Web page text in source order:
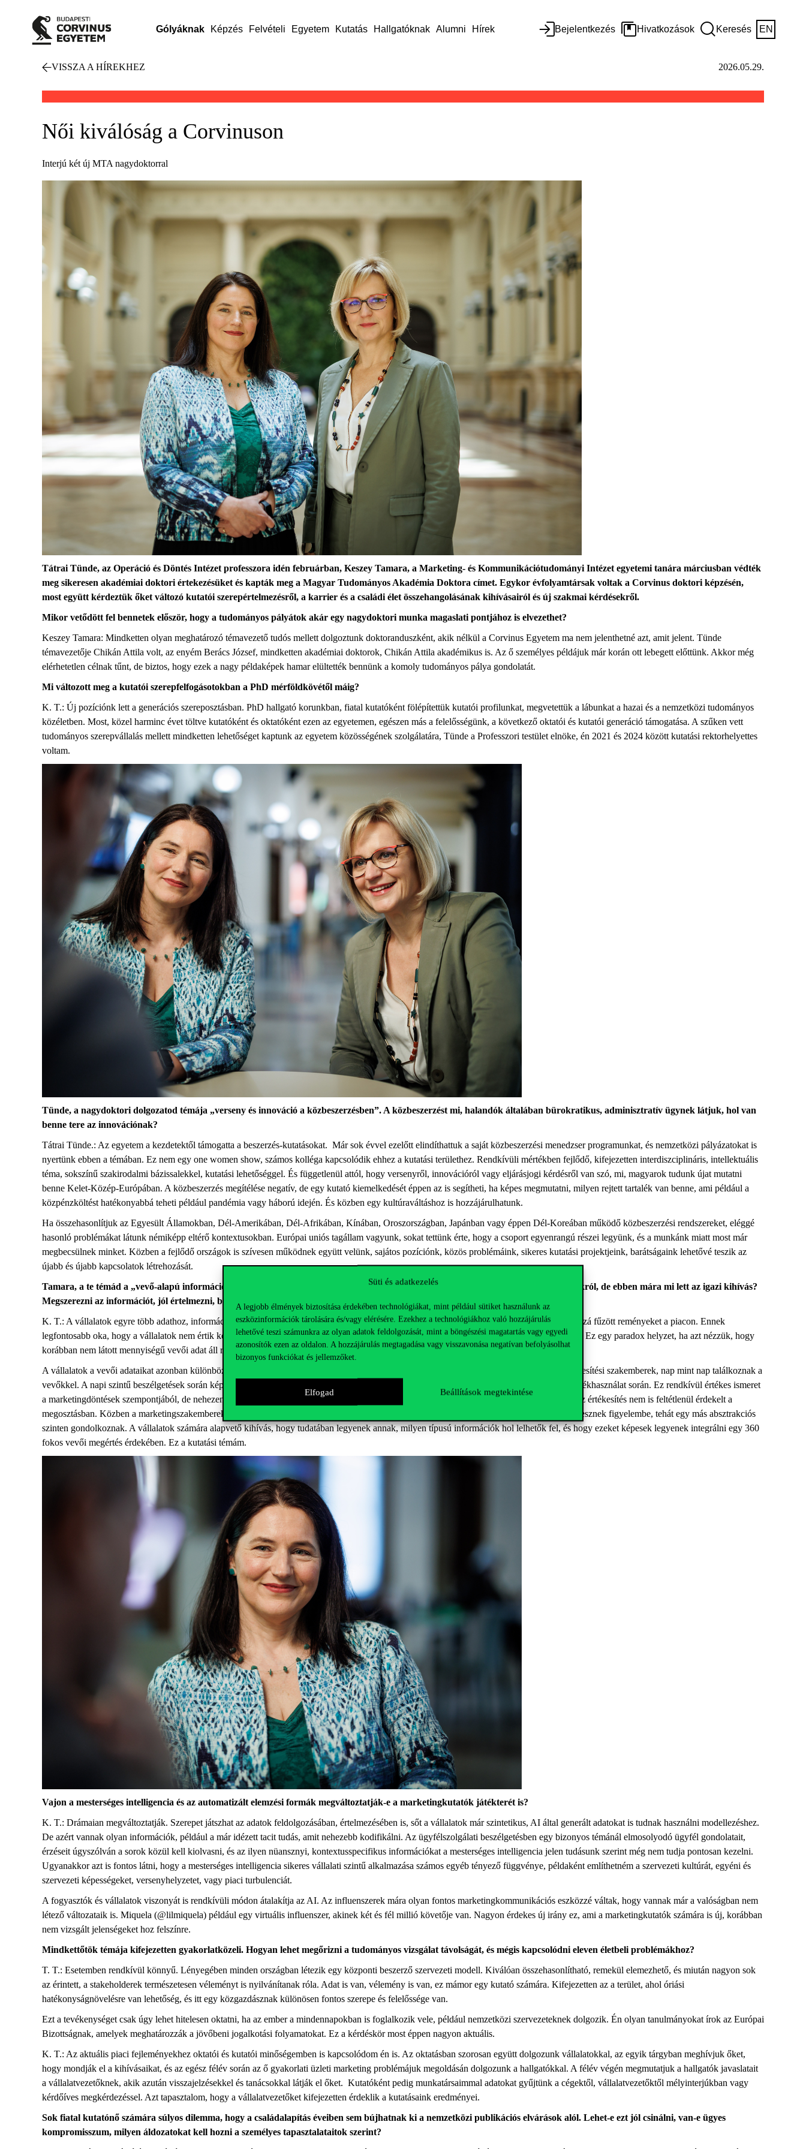
Süti és adatkezelés
A legjobb élmények biztosítása érdekében technológiákat, mint például sütiket használunk az
eszközinformációk tárolására és/vagy elérésére. Ezekhez a technológiákhoz való hozzájárulás
lehetővé teszi számunkra az olyan adatok feldolgozását, mint a böngészési magatartás vagy egyedi
azonosítók ezen az oldalon. A hozzájárulás megtagadása vagy visszavonása negatívan befolyásolhat
bizonyos funkciókat és jellemzőket.
Elfogad Beállítások megtekintése
Gólyáknak Képzés Felvételi Egyetem Kutatás Hallgatóknak Alumni Hírek Bejelentkezés Hivatkozások Keresés EN
VISSZA A HÍREKHEZ 2026.05.29.
Női kiválóság a Corvinuson
Interjú két új MTA nagydoktorral
Tátrai Tünde, az Operáció és Döntés Intézet professzora idén februárban, Keszey Tamara, a Marketing- és Kommunikációtudományi Intézet egyetemi tanára márciusban védték
meg sikeresen akadémiai doktori értekezésüket és kapták meg a Magyar Tudományos Akadémia Doktora címet. Egykor évfolyamtársak voltak a Corvinus doktori képzésén,
most együtt kérdeztük őket változó kutatói szerepértelmezésről, a karrier és a családi élet összehangolásának kihívásairól és új szakmai kérdésekről.
Mikor vetődött fel bennetek először, hogy a tudományos pályátok akár egy nagydoktori munka magaslati pontjához is elvezethet?
Keszey Tamara: Mindketten olyan meghatározó témavezető tudós mellett dolgoztunk doktoranduszként, akik nélkül a Corvinus Egyetem ma nem jelenthetné azt, amit jelent. Tünde
témavezetője Chikán Attila volt, az enyém Berács József, mindketten akadémiai doktorok, Chikán Attila akadémikus is. Az ő személyes példájuk már korán ott lebegett előttünk. Akkor még
elérhetetlen célnak tűnt, de biztos, hogy ezek a nagy példaképek hamar elültették bennünk a komoly tudományos pálya gondolatát.
Mi változott meg a kutatói szerepfelfogásotokban a PhD mérföldkövétől máig?
K. T.: Új pozíciónk lett a generációs szereposztásban. PhD hallgató korunkban, fiatal kutatóként fölépítettük kutatói profilunkat, megvetettük a lábunkat a hazai és a nemzetközi tudományos
közéletben. Most, közel harminc évet töltve kutatóként és oktatóként ezen az egyetemen, egészen más a felelősségünk, a következő oktatói és kutatói generáció támogatása. A szűken vett
tudományos szerepvállalás mellett mindketten lehetőséget kaptunk az egyetem közösségének szolgálatára, Tünde a Professzori testület elnöke, én 2021 és 2024 között kutatási rektorhelyettes
voltam.
Tünde, a nagydoktori dolgozatod témája „verseny és innováció a közbeszerzésben”. A közbeszerzést mi, halandók általában bürokratikus, adminisztratív ügynek látjuk, hol van
benne tere az innovációnak?
Tátrai Tünde.: Az egyetem a kezdetektől támogatta a beszerzés-kutatásokat. Már sok évvel ezelőtt elindíthattuk a saját közbeszerzési menedzser programunkat, és nemzetközi pályázatokat is
nyertünk ebben a témában. Ez nem egy one women show, számos kolléga kapcsolódik ehhez a kutatási területhez. Rendkívüli mértékben fejlődő, kifejezetten interdiszciplináris, intellektuális
téma, sokszínű szakirodalmi bázissalekkel, kutatási lehetőséggel. És függetlenül attól, hogy versenyről, innovációról vagy eljárásjogi kérdésről van szó, mi, magyarok tudunk újat mutatni
benne Kelet-Közép-Európában. A közbeszerzés megítélése negatív, de egy kutató kiemelkedését éppen az is segítheti, ha képes megmutatni, milyen rejtett tartalék van benne, ami például a
közpénzköltést hatékonyabbá teheti például pandémia vagy háború idején. És közben egy kultúraváltáshoz is hozzájárulhatunk.
Ha összehasonlítjuk az Egyesült Államokban, Dél-Amerikában, Dél-Afrikában, Kínában, Oroszországban, Japánban vagy éppen Dél-Koreában működő közbeszerzési rendszereket, eléggé
hasonló problémákat látunk némiképp eltérő kontextusokban. Európai uniós tagállam vagyunk, sokat tettünk érte, hogy a csoport egyenrangú részei legyünk, és a munkánk miatt most már
megbecsülnek minket. Közben a fejlődő országok is szívesen működnek együtt velünk, sajátos pozíciónk, közös problémáink, sikeres kutatási projektjeink, barátságaink lehetővé teszik az
újabb és újabb kapcsolatok létrehozását.
Tamara, a te témád a „vevő-alapú információ a marketingben” volt. Tudjuk, hogy a vállalatok rengeteg adatot gyűjtenek a fogyasztókról, de ebben mára mi lett az igazi kihívás?
Megszerezni az információt, jól értelmezni, beépíteni a döntésekbe?
K. T.: A vállalatok egyre több adathoz, információhoz férnek hozzá, mégis az új termékek több mint 80%-a megbukik vagy nem váltja be a hozzá fűzött reményeket a piacon. Ennek
legfontosabb oka, hogy a vállalatok nem értik kellőképpen a vevőiket, nem tudják, mik igényeik, hogyan viselkednek valójában, mire vágynak. Ez egy paradox helyzet, ha azt nézzük, hogy
korábban nem látott mennyiségű vevői adat áll rendelkezésre.
A vállalatok a vevői adataikat azonban különböző silókban, alrendszerekben tárolják, amelyek sokszor elszigeteltek maradnak. Például az értékesítési szakemberek, nap mint nap találkoznak a
vevőkkel. A napi szintű beszélgetések során képet alkotnak arról, hogy az egyes vevők mire vágynak és milyen tapasztalatokat szereztek a termékhasználat során. Ez rendkívül értékes ismeret
a marketingdöntések szempontjából, de nehezen kodifikálható, személyes tudás, így ezt rendkívül költséges eljuttatni a marketing területre, és az értékesítés nem is feltétlenül érdekelt a
megosztásban. Közben a marketingszakemberek döntéseket hoznak, amiben nem egyéni vevőket, hanem jellemzően szegmenseket, piacokat vesznek figyelembe, tehát egy más absztrakciós
szinten gondolkoznak. A vállalatok számára alapvető kihívás, hogy tudatában legyenek annak, milyen típusú információk hol lelhetők fel, és hogy ezeket képesek legyenek integrálni egy 360
fokos vevői megértés érdekében. Ez a kutatási témám.
Vajon a mesterséges intelligencia és az automatizált elemzési formák megváltoztatják-e a marketingkutatók játékterét is?
K. T.: Drámaian megváltoztatják. Szerepet játszhat az adatok feldolgozásában, értelmezésében is, sőt a vállalatok már szintetikus, AI által generált adatokat is tudnak használni modellezéshez.
De azért vannak olyan információk, például a már idézett tacit tudás, amit nehezebb kodifikálni. Az ügyfélszolgálati beszélgetésben egy bizonyos témánál elmosolyodó ügyfél gondolatait,
érzéseit úgyszólván a sorok közül kell kiolvasni, és az ilyen nüansznyi, kontextusspecifikus információkat a mesterséges intelligencia jelen tudásunk szerint még nem tudja pontosan kezelni.
Ugyanakkor azt is fontos látni, hogy a mesterséges intelligencia sikeres vállalati szintű alkalmazása számos egyéb tényező függvénye, példaként említhetném a szervezeti kultúrát, egyéni és
szervezeti képességeket, versenyhelyzetet, vagy piaci turbulenciát.
A fogyasztók és vállalatok viszonyát is rendkívüli módon átalakítja az AI. Az influenszerek mára olyan fontos marketingkommunikációs eszközzé váltak, hogy vannak már a valóságban nem
létező változataik is. Miquela (@lilmiquela) például egy virtuális influenszer, akinek két és fél millió követője van. Nagyon érdekes új irány ez, ami a marketingkutatók számára is új, korábban
nem vizsgált jelenségeket hoz felszínre.
Mindkettőtök témája kifejezetten gyakorlatközeli. Hogyan lehet megőrizni a tudományos vizsgálat távolságát, és mégis kapcsolódni eleven életbeli problémákhoz?
T. T.: Esetemben rendkívül könnyű. Lényegében minden országban létezik egy központi beszerző szervezeti modell. Kiválóan összehasonlítható, remekül elemezhető, és miután nagyon sok
az érintett, a stakeholderek természetesen véleményt is nyilvánítanak róla. Adat is van, vélemény is van, ez mámor egy kutató számára. Kifejezetten az a terület, ahol óriási
hatékonyságnövelésre van lehetőség, és itt egy közgazdásznak különösen fontos szerepe és felelőssége van.
Ezt a tevékenységet csak úgy lehet hitelesen oktatni, ha az ember a mindennapokban is foglalkozik vele, például nemzetközi szervezeteknek dolgozik. Én olyan tanulmányokat írok az Európai
Bizottságnak, amelyek meghatározzák a jövőbeni jogalkotási folyamatokat. Ez a kérdéskör most éppen nagyon aktuális.
K. T.: Az aktuális piaci fejleményekhez oktatói és kutatói minőségemben is kapcsolódom én is. Az oktatásban szorosan együtt dolgozunk vállalatokkal, az egyik tárgyban meghívjuk őket,
hogy mondják el a kihívásaikat, és az egész félév során az ő gyakorlati üzleti marketing problémájuk megoldásán dolgozunk a hallgatókkal. A félév végén megmutatjuk a hallgatók javaslatait
a vállalatvezetőknek, akik azután visszajelzésekkel és tanácsokkal látják el őket. Kutatóként pedig munkatársaimmal adatokat gyűjtünk a cégektől, vállalatvezetőktől mélyinterjúkban vagy
kérdőíves megkérdezéssel. Azt tapasztalom, hogy a vállalatvezetőket kifejezetten érdeklik a kutatásaink eredményei.
Sok fiatal kutatónő számára súlyos dilemma, hogy a családalapítás éveiben sem bújhatnak ki a nemzetközi publikációs elvárások alól. Lehet-e ezt jól csinálni, van-e ügyes
kompromisszum, milyen áldozatokat kell hozni a személyes tapasztalataitok szerint?